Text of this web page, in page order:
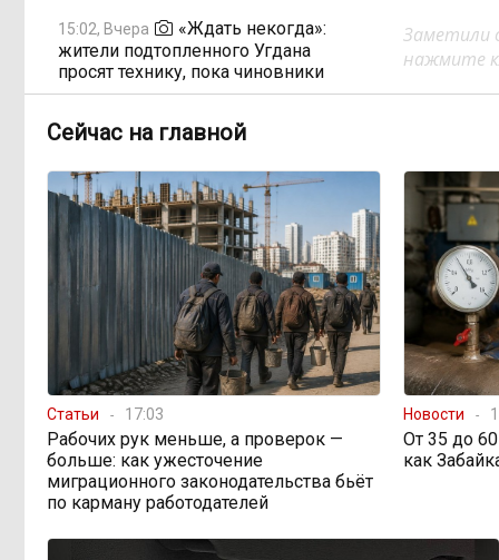
15:02, Вчера
«Ждать некогда»:
жители подтопленного Угдана
просят технику, пока чиновники
разводят руками
легализует топливо стандарта
«Евро-2»
12:33, Вчера
Власти: Забайкалье
переживает туристический бум
11:05, Вчера «В большинстве
регионов индексация прошла с 1
января»: почему Забайкалье
задержало повышение зарплат
бюджетникам
10:16, Вчера
В Каларском округе
подрядчик и чиновник попали под
уголовные дела
Заметили
нажмите
Сейчас на главной
Статьи 17:03
Рабочих рук меньше, а проверок —
больше: как ужесточение
миграционного законодательства бьёт
по карману работодателей
Новости
От 35 до
как